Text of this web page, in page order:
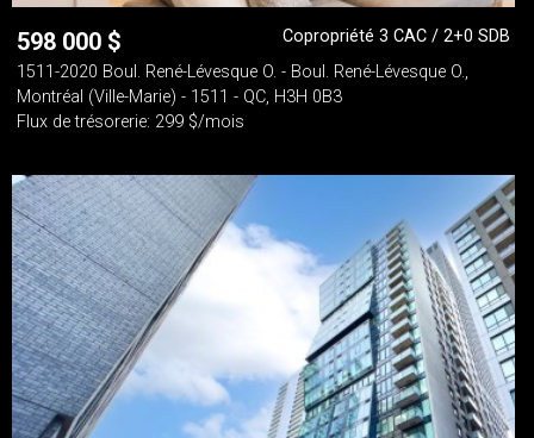
598 000 $
Copropriété 3 CAC / 2+0 SDB
1511-2020 Boul. René-Lévesque O. - Boul. René-Lévesque O.,
Montréal (Ville-Marie) - 1511 - QC, H3H 0B3
Flux de trésorerie: 299 $/mois